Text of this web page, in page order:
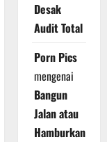
Desak
Audit Total
Porn Pics
mengenai
Bangun
Jalan atau
Hamburkan